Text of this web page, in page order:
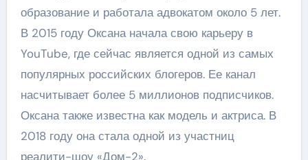
образование и работала адвокатом около 5 лет.
В 2015 году Оксана начала свою карьеру в
YouTube, где сейчас является одной из самых
популярных российских блогеров. Ее канал
насчитывает более 5 миллионов подписчиков.
Оксана также известна как модель и актриса. В
2018 году она стала одной из участниц
реалити-шоу «Дом-2».